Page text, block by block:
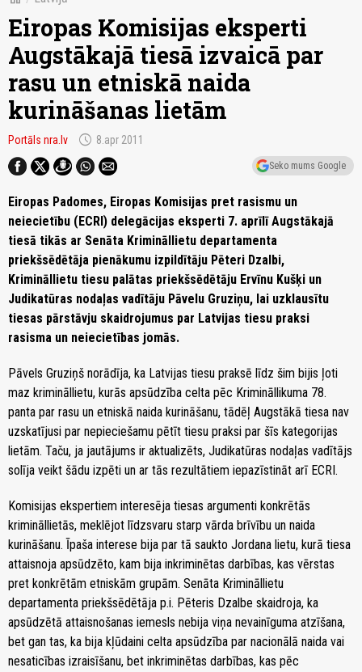
Eiropas Komisijas eksperti
Augstākajā tiesā izvaicā par
rasu un etniskā naida
kurināšanas lietām
Portāls nra.lv schedule 8.apr 2011
Seko mums Google
Eiropas Padomes, Eiropas Komisijas pret rasismu un
neiecietību (ECRI) delegācijas eksperti 7. aprīlī Augstākajā
tiesā tikās ar Senāta Krimināllietu departamenta
priekšsēdētāja pienākumu izpildītāju Pēteri Dzalbi,
Krimināllietu tiesu palātas priekšsēdētāju Ervīnu Kušķi un
Judikatūras nodaļas vadītāju Pāvelu Gruziņu, lai uzklausītu
tiesas pārstāvju skaidrojumus par Latvijas tiesu praksi
rasisma un neiecietības jomās.
Pāvels Gruziņš norādīja, ka Latvijas tiesu praksē līdz šim bijis ļoti
maz krimināllietu, kurās apsūdzība celta pēc Krimināllikuma 78.
panta par rasu un etniskā naida kurināšanu, tādēļ Augstākā tiesa nav
uzskatījusi par nepieciešamu pētīt tiesu praksi par šīs kategorijas
lietām. Taču, ja jautājums ir aktualizēts, Judikatūras nodaļas vadītājs
solīja veikt šādu izpēti un ar tās rezultātiem iepazīstināt arī ECRI.
Komisijas ekspertiem interesēja tiesas argumenti konkrētās
krimināllietās, meklējot līdzsvaru starp vārda brīvību un naida
kurināšanu. Īpaša interese bija par tā saukto Jordana lietu, kurā tiesa
attaisnoja apsūdzēto, kam bija inkriminētas darbības, kas vērstas
pret konkrētām etniskām grupām. Senāta Krimināllietu
departamenta priekšsēdētāja p.i. Pēteris Dzalbe skaidroja, ka
apsūdzētā attaisnošanas iemesls nebija viņa nevainīguma atzīšana,
bet gan tas, ka bija kļūdaini celta apsūdzība par nacionālā naida vai
nesaticības izraisīšanu, bet inkriminētas darbības, kas pēc